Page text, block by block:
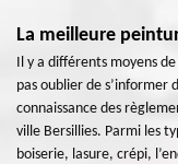
La meilleure
Il y a différents moyens
pas oublier de s’informer
connaissance des
ville Bersillies. Parmi les
boiserie, lasure, crépi,